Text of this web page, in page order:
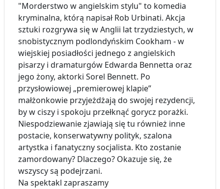
"Morderstwo w angielskim stylu" to komedia
kryminalna, którą napisał Rob Urbinati. Akcja
sztuki rozgrywa się w Anglii lat trzydziestych, w
snobistycznym podlondyńskim Cookham - w
wiejskiej posiadłości jednego z angielskich
pisarzy i dramaturgów Edwarda Bennetta oraz
jego żony, aktorki Sorel Bennett. Po
przysłowiowej „premierowej klapie”
małżonkowie przyjeżdżają do swojej rezydencji,
by w ciszy i spokoju przełknąć gorycz porażki.
Niespodziewanie zjawiają się tu również inne
postacie, konserwatywny polityk, szalona
artystka i fanatyczny socjalista. Kto zostanie
zamordowany? Dlaczego? Okazuje się, że
wszyscy są podejrzani.
Na spektakl zapraszamy